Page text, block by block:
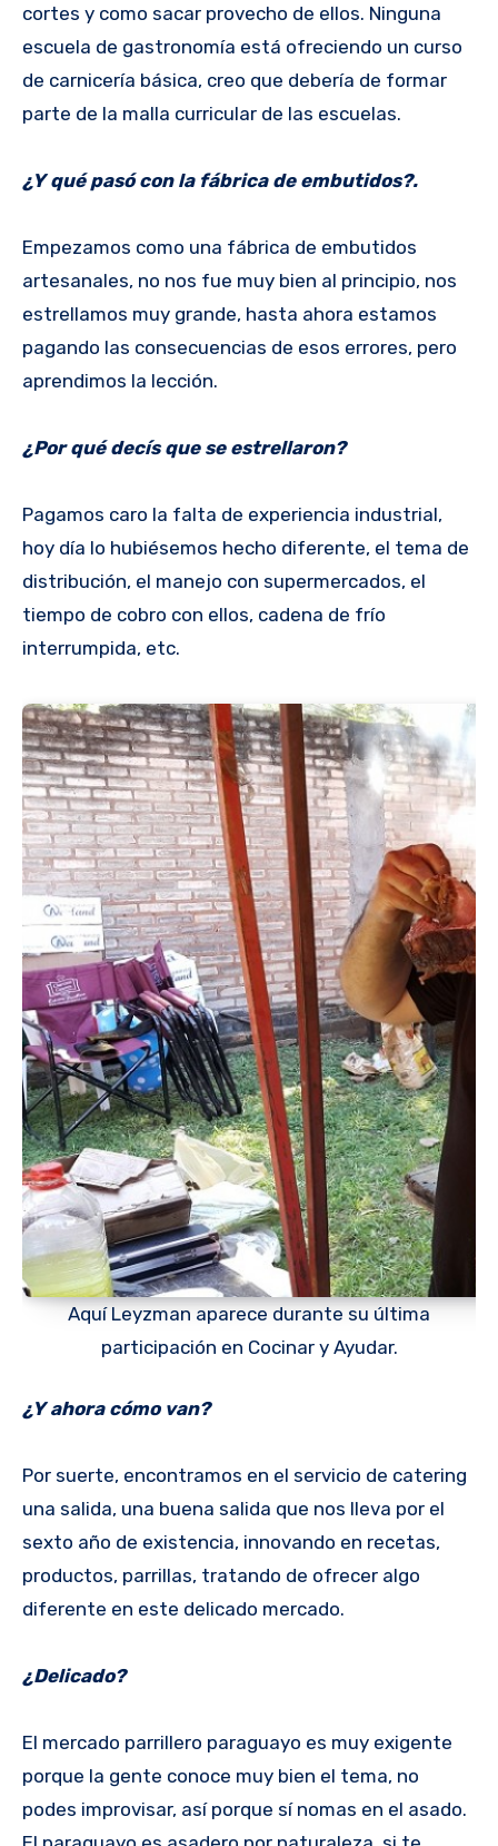
cortes y como sacar provecho de ellos. Ninguna
escuela de gastronomía está ofreciendo un curso
de carnicería básica, creo que debería de formar
parte de la malla curricular de las escuelas.
¿Y qué pasó con la fábrica de embutidos?.
Empezamos como una fábrica de embutidos
artesanales, no nos fue muy bien al principio, nos
estrellamos muy grande, hasta ahora estamos
pagando las consecuencias de esos errores, pero
aprendimos la lección.
¿Por qué decís que se estrellaron?
Pagamos caro la falta de experiencia industrial,
hoy día lo hubiésemos hecho diferente, el tema de
distribución, el manejo con supermercados, el
tiempo de cobro con ellos, cadena de frío
interrumpida, etc.
Aquí Leyzman aparece durante su última
participación en Cocinar y Ayudar.
¿Y ahora cómo van?
Por suerte, encontramos en el servicio de catering
una salida, una buena salida que nos lleva por el
sexto año de existencia, innovando en recetas,
productos, parrillas, tratando de ofrecer algo
diferente en este delicado mercado.
¿Delicado?
El mercado parrillero paraguayo es muy exigente
porque la gente conoce muy bien el tema, no
podes improvisar, así porque sí nomas en el asado.